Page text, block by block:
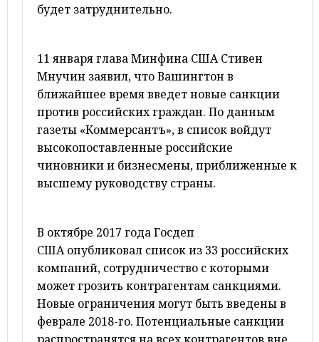
будет затруднительно.
11 января глава Минфина США Стивен
Мнучин заявил, что Вашингтон в
ближайшее время введет новые санкции
против российских граждан. По данным
газеты «Коммерсантъ», в список войдут
высокопоставленные российские
чиновники и бизнесмены, приближенные к
высшему руководству страны.
В октябре 2017 года Госдеп
США опубликовал список из 33 российских
компаний, сотрудничество с которыми
может грозить контрагентам санкциями.
Новые ограничения могут быть введены в
феврале 2018-го. Потенциальные санкции